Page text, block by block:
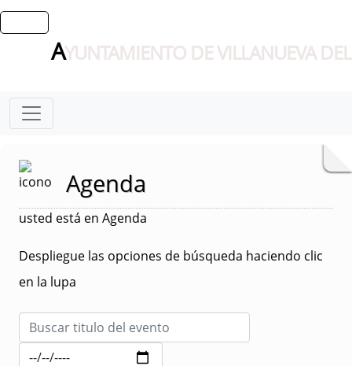
AYUNTAMIENTO DE VILLANUEVA
Agenda
usted está en Agenda
Despliegue las opciones de búsqueda haciendo clic
en la lupa